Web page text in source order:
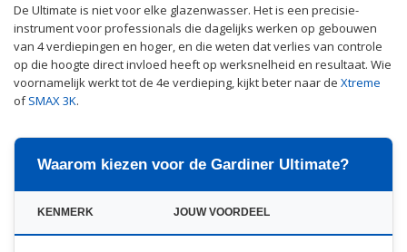
De Ultimate is niet voor elke glazenwasser. Het is een precisie-
instrument voor professionals die dagelijks werken op gebouwen
van 4 verdiepingen en hoger, en die weten dat verlies van controle
op die hoogte direct invloed heeft op werksnelheid en resultaat. Wie
voornamelijk werkt tot de 4e verdieping, kijkt beter naar de Xtreme
ofSMAX 3K.
Waarom kiezen voor de Gardiner Ultimate?
KENMERK JOUW VOORDEEL